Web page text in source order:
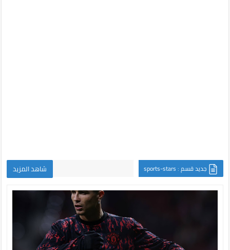
جديد قسم : sports-stars شاهد المزيد